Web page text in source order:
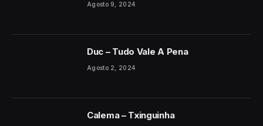
Agosto 9, 2024
Duc – Tudo Vale A Pena
Agosto 2, 2024
Calema – Txinguinha